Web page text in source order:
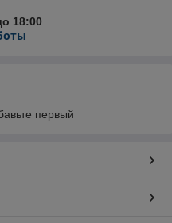
18:00
первый